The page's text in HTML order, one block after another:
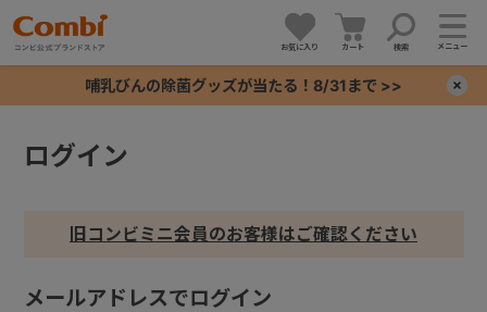
お気に入り カート 検索 メニュー
哺乳びんの除菌グッズが当たる！8/31まで >>
ログイン
旧コンビミニ会員のお客様はご確認ください
メールアドレスでログイン